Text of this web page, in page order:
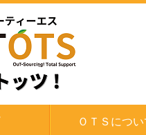
ＯＴＳについ